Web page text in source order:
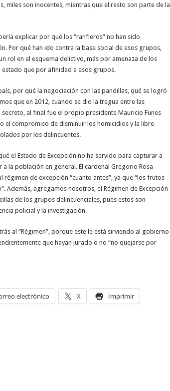
miles son inocentes, mientras que el resto son parte de la
explicar por qué los “ranfleros” no han sido
Por qué han ido contra la base social de esos grupos,
rol en el esquema delictivo, más por amenaza de los
que por afinidad a esos grupos.
por qué la negociación con las pandillas, qué se logró
que en 2012, cuando se dio la tregua entre las
al final fue el propio presidente Mauricio Funes
el compromiso de disminuir los homicidios y la libre
por los delincuentes.
el Estado de Excepción no ha servido para capturar a
la población en general. El cardenal Gregorio Rosa
de excepción “cuanto antes”, ya que “los frutos
Además, agregamos nosotros, el Régimen de Excepción
de los grupos delincuenciales, pues estos son
policial y la investigación.
al “Régimen”, porque este le está sirviendo al gobierno
que hayan jurado o no “no quejarse por
electrónico X Imprimir